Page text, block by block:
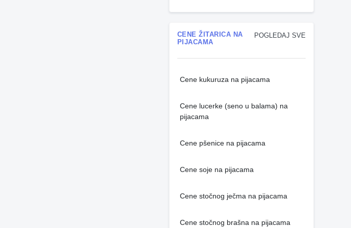
POGLEDAJ SVE
CENE ŽITARICA NA
PIJACAMA
Cene kukuruza na pijacama
Cene lucerke (seno u balama) na
pijacama
Cene pšenice na pijacama
Cene soje na pijacama
Cene stočnog ječma na pijacama
Cene stočnog brašna na pijacama